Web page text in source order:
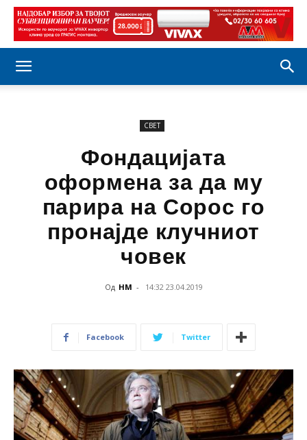
СВЕТ
Фондацијата
оформена за да му
парира на Сорос го
пронајде клучниот
човек
Од НМ - 14:32 23.04.2019
Facebook Twitter